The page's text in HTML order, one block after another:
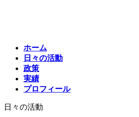
ホーム
日々の活動
政策
実績
プロフィール
日々の活動